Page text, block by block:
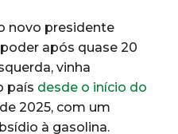
novo presidente
após quase 20
vinha
país desde o início do
2025, com um
à gasolina.